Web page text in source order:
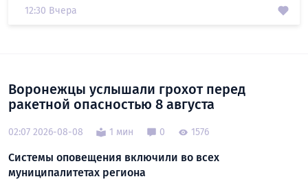
12:30 Вчера
Воронежцы услышали грохот перед
ракетной опасностью 8 августа
02:07 2026-08-08 1 мин 0 1576
Системы оповещения включили во всех
муниципалитетах региона